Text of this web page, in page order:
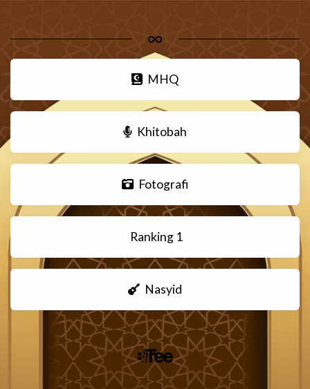
MHQ
Khitobah
Fotografi
Ranking 1
Nasyid